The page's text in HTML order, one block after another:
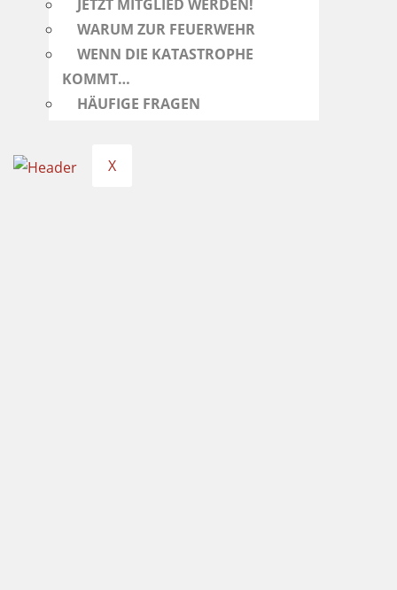
JETZT MITGLIED WERDEN!
WARUM ZUR FEUERWEHR
WENN DIE KATASTROPHE
KOMMT…
HÄUFIGE FRAGEN
X